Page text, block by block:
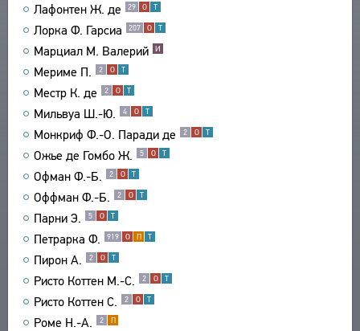
Лафонтен Ж. де 29 О Т
Лорка Ф. Гарсиа 207 О Т
Марциал М. Валерий И
Мериме П. 2 О Т
Местр К. де 2 О Т
Мильвуа Ш.-Ю. 4 О Т
Монкриф Ф.-О. Паради де 2 О Т
Ожье де Гомбо Ж. 5 О Т
Офман Ф.-Б. 2 О Т
Оффман Ф.-Б. 2 О Т
Парни Э. 5 О Т
Петрарка Ф. 919 О П Т
Пирон А. 2 О Т
Ристо Коттен М.-С. 2 О Т
Ристо Коттен С. 2 О Т
Роме Н.-А. 2 П
СВЯЗИ
СОЗДАТЕЛИ ПРОЕКТА